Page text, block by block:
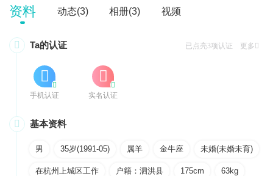
资料 动态(3) 相册(3) 视频
 Ta的认证 已点亮3项认证 更多


手机认证


实名认证
 基本资料
男 35岁(1991-05) 属羊 金牛座 未婚(未婚未育)
在杭州上城区工作 户籍：泗洪县 175cm 63kg